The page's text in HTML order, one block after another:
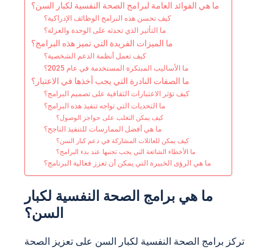
ما هي الفوائد العامة لبرامج الصحة النفسية لكبار السن؟
كيف تحسن هذه البرامج الوظائف الإدراكية؟
ما التأثير الذي تحدثه على الوحدة والعزلة؟
ما الميزات الفريدة التي تميز هذه البرامج؟
كيف تعمل أنظمة الدعم الشخصية؟
ما الأساليب المبتكرة المستخدمة في عام 2025؟
ما الصفات النادرة التي يجب أخذها في الاعتبار؟
كيف تؤثر الاعتبارات الثقافية على تصميم البرامج؟
ما التحديات التي تواجه تنفيذ هذه البرامج؟
كيف يمكن التغلب على حواجز الوصول؟
ما هي أفضل الممارسات للتنفيذ الناجح؟
كيف يمكن للعائلات المشاركة في دعم كبار السن؟
ما الأخطاء الشائعة التي يجب تجنبها عند بدء البرامج؟
ما هي الرؤى الخبيرة التي يمكن أن تعزز فعالية البرنامج؟
ما هي برامج الصحة النفسية لكبار
السن؟
تركز برامج الصحة النفسية لكبار السن على تعزيز الصحة